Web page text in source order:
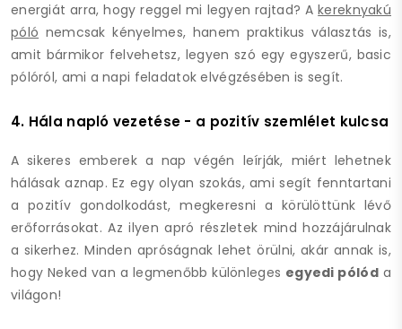
energiát arra, hogy reggel mi legyen rajtad? Akereknyakú
póló nemcsak kényelmes, hanem praktikus választás is,
amit bármikor felvehetsz, legyen szó egy egyszerű, basic
pólóról, ami a napi feladatok elvégzésében is segít.
4. Hála napló vezetése - a pozitív szemlélet kulcsa
A sikeres emberek a nap végén leírják, miért lehetnek
hálásak aznap. Ez egy olyan szokás, ami segít fenntartani
a pozitív gondolkodást, megkeresni a körülöttünk lévő
erőforrásokat. Az ilyen apró részletek mind hozzájárulnak
a sikerhez. Minden apróságnak lehet örülni, akár annak is,
hogy Neked van a legmenőbb különleges egyedi pólóda
világon!